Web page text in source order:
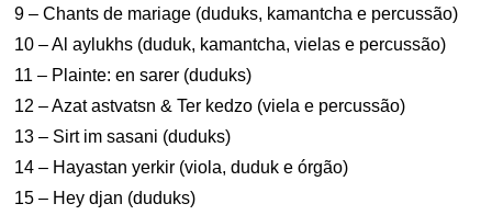
9 – Chants de mariage (duduks, kamantcha e percussão)
10 – Al aylukhs (duduk, kamantcha, vielas e percussão)
11 – Plainte: en sarer (duduks)
12 – Azat astvatsn & Ter kedzo (viela e percussão)
13 – Sirt im sasani (duduks)
14 – Hayastan yerkir (viola, duduk e órgão)
15 – Hey djan (duduks)